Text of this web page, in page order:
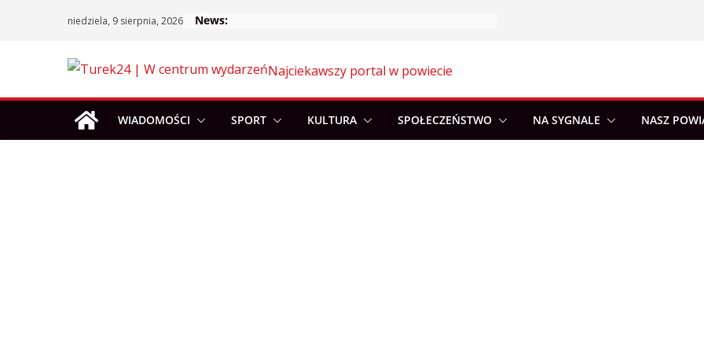
niedziela, 9 sierpnia, 2026 News:
Najciekawszy portal w powiecie
WIADOMOŚCI SPORT KULTURA SPOŁECZEŃSTWO NA SYGNALE NASZ